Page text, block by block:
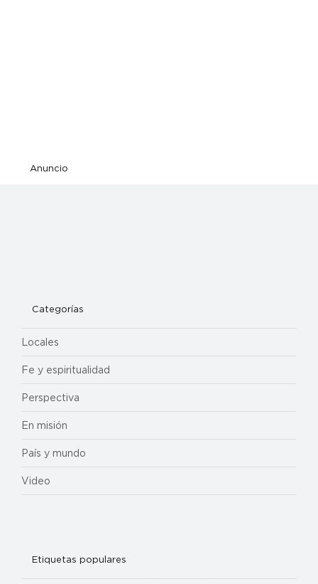
Anuncio
Categorías
Locales
Fe y espiritualidad
Perspectiva
En misión
País y mundo
Video
Etiquetas populares